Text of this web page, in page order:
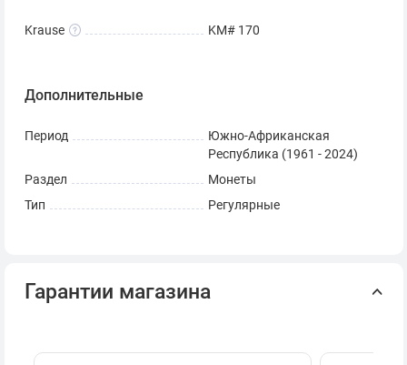
Krause KM# 170
Дополнительные
Период
Южно-Африканская
Республика (1961 - 2024)
Раздел
Монеты
Тип
Регулярные
Гарантии магазина